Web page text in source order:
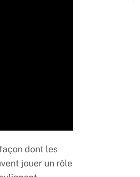
dont les
jouer un rôle